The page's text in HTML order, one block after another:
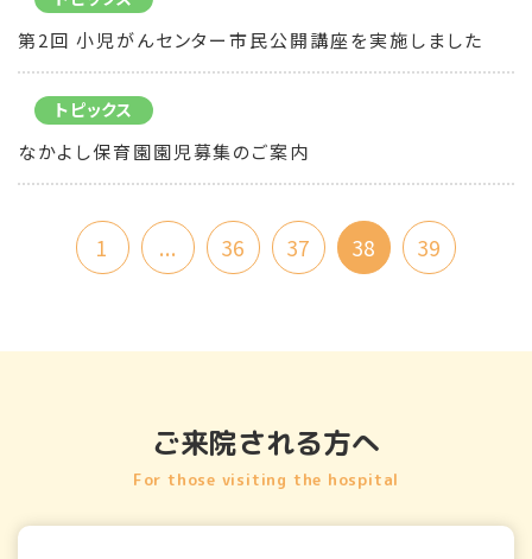
第2回 小児がんセンター市民公開講座を実施しました
トピックス
なかよし保育園園児募集のご案内
1 ... 36 37 38 39
ご来院される方へ
For those visiting the hospital